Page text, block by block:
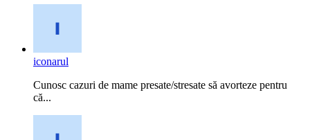
iconarul
Cunosc cazuri de mame presate/stresate să avorteze pentru
că...